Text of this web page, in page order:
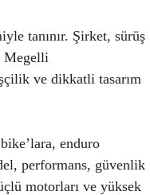
tanınır. Şirket, sürüş
Megelli
ve dikkatli tasarım
enduro
performans, güvenlik
motorları ve yüksek